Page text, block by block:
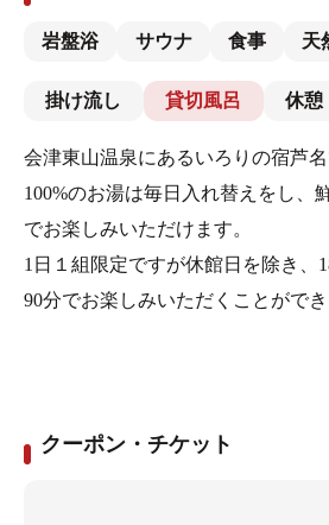
岩盤浴 サウナ 食事 天
掛け流し 貸切風呂 休憩
会津東山温泉にあるいろりの宿芦
100%のお湯は毎日入れ替えをし、
でお楽しみいただけます。
1日１組限定ですが休館日を除き、
90分でお楽しみいただくことができ
クーポン・チケット